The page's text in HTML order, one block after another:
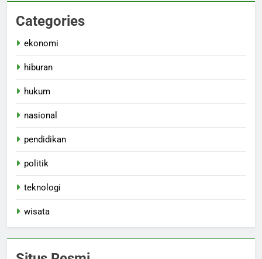
Categories
ekonomi
hiburan
hukum
nasional
pendidikan
politik
teknologi
wisata